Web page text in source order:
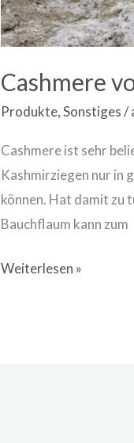
Cashmere
Produkte,Sonstiges/
Cashmere ist sehr
Kashmirziegen nur in
können. Hat damit zu
Bauchflaum kann zum
Weiterlesen »